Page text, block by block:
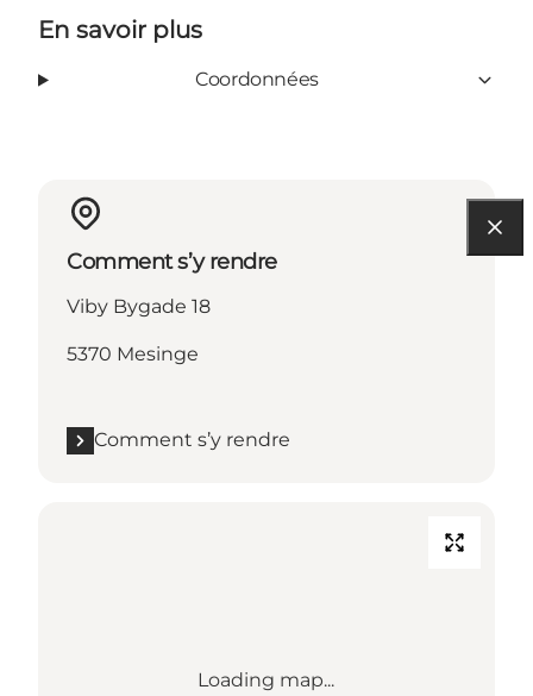
En savoir plus
Coordonnées
Comment s’y rendre
Viby Bygade 18
5370 Mesinge
Comment s’y rendre
Loading map...